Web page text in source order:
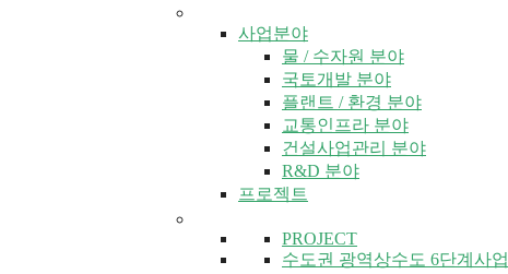
사업분야
물 / 수자원 분야
국토개발 분야
플랜트 / 환경 분야
교통인프라 분야
건설사업관리 분야
R&D 분야
프로젝트
PROJECT
수도권 광역상수도 6단계사업